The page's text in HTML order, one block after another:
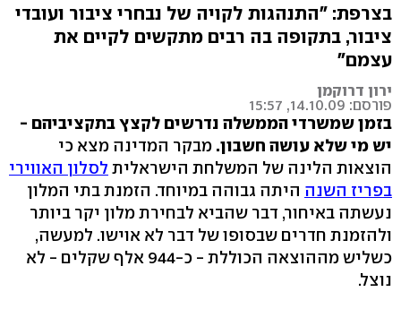
בצרפת: "התנהגות לקויה של נבחרי ציבור ועובדי
ציבור, בתקופה בה רבים מתקשים לקיים את
עצמם"
ירון דרוקמן
פורסם: 14.10.09, 15:57
בזמן שמשרדי הממשלה נדרשים לקצץ בתקציביהם -
יש מי שלא עושה חשבון. מבקר המדינה מצא כי
הוצאות הלינה של המשלחת הישראלית לסלון האווירי
בפריז השנה היתה גבוהה במיוחד. הזמנת בתי המלון
נעשתה באיחור, דבר שהביא לבחירת מלון יקר ביותר
ולהזמנת חדרים שבסופו של דבר לא אוישו. למעשה,
כשליש מההוצאה הכוללת - כ-944 אלף שקלים - לא
נוצל.